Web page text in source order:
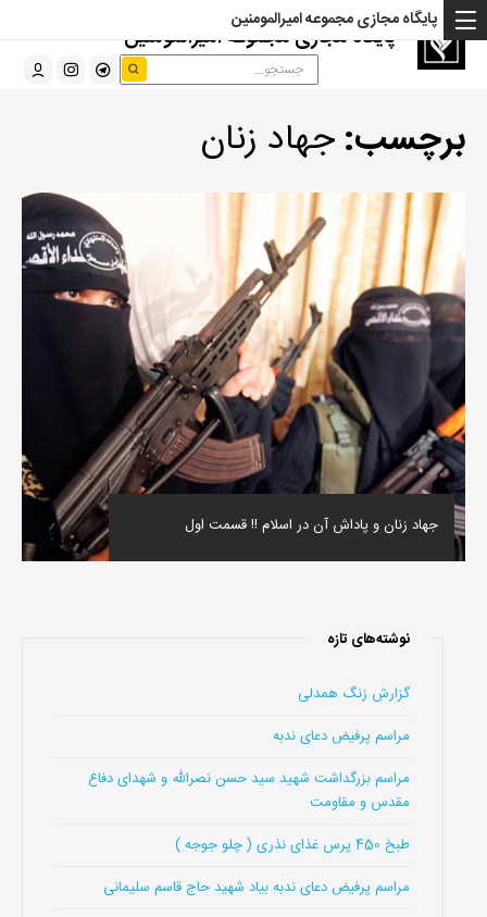
پایگاه مجازی مجموعه امیرالمومنین
پایگاه مجازی مجموعه امیرالمومنین
برچسب:جهاد زنان
جهاد زنان و پاداش آن در اسلام !! قسمت اول
نوشته‌های تازه
گزارش زنگ همدلی
مراسم پرفیض دعای ندبه
مراسم بزرگداشت شهید سید حسن نصرالله و شهدای دفاع
مقدس و مقاومت
طبخ 450 پرس غذای نذری ( چلو جوجه )
مراسم پرفیض دعای ندبه بیاد شهید حاج قاسم سلیمانی